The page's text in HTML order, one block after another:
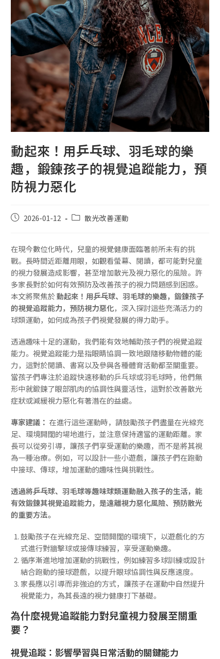
動起來！用乒乓球、羽毛球的樂
趣，鍛鍊孩子的視覺追蹤能力，預
防視力惡化
2026-01-12 散光改善運動
在現今數位化時代，兒童的視覺健康面臨著前所未有的挑
戰。長時間近距離用眼，如觀看螢幕、閱讀，都可能對兒童
的視力發展造成影響，甚至增加散光及視力惡化的風險。許
多家長對於如何有效預防及改善孩子的視力問題感到困惑。
本文將聚焦於動起來！用乒乓球、羽毛球的樂趣，鍛鍊孩子
的視覺追蹤能力，預防視力惡化，深入探討這些充滿活力的
球類運動，如何成為孩子們視覺發展的得力助手。
透過趣味十足的運動，我們能有效地輔助孩子們的視覺追蹤
能力。視覺追蹤能力是指眼睛協調一致地跟隨移動物體的能
力，這對於閱讀、書寫以及參與各種體育活動都至關重要。
當孩子們專注於追蹤快速移動的乒乓球或羽毛球時，他們無
形中就鍛鍊了眼部肌肉的協調性與靈活性，這對於改善散光
症狀或減緩視力惡化有著潛在的益處。
專家建議： 在進行這些運動時，請鼓勵孩子們盡量在光線充
足、環境開闊的場地進行，並注意保持適當的運動距離。家
長可以從旁引導，讓孩子們享受運動的樂趣，而不是將其視
為一種治療。例如，可以設計一些小遊戲，讓孩子們在跑動
中接球、傳球，增加運動的趣味性與挑戰性。
透過將乒乓球、羽毛球等趣味球類運動融入孩子的生活，能
有效鍛鍊其視覺追蹤能力，是遠離視力惡化風險、預防散光
的重要方法。
鼓勵孩子在光線充足、空間開闊的環境下，以遊戲化的方
式進行對牆擊球或接傳球練習，享受運動樂趣。
循序漸進地增加運動的挑戰性，例如練習多球訓練或設計
結合跑動的接球遊戲，以提升眼球協調性與反應速度。
家長應以引導而非強迫的方式，讓孩子在運動中自然提升
視覺能力，為其長遠的視力健康打下基礎。
為什麼視覺追蹤能力對兒童視力發展至關重
要？
視覺追蹤：影響學習與日常活動的關鍵能力